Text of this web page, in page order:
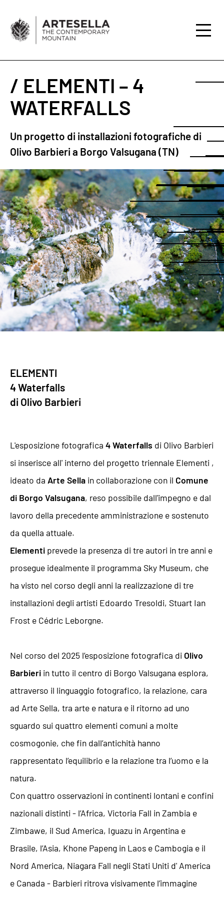
/ ELEMENTI – 4
WATERFALLS
Un progetto di installazioni fotografiche di
Olivo Barbieri a Borgo Valsugana (TN)
ELEMENTI
4 Waterfalls
di Olivo Barbieri
L'esposizione fotografica 4 Waterfalls di Olivo Barbieri
si inserisce all' interno del progetto triennale Elementi ,
ideato da Arte Sella in collaborazione con il Comune
di Borgo Valsugana, reso possibile dall'impegno e dal
lavoro della precedente amministrazione e sostenuto
da quella attuale.
Elementi prevede la presenza di tre autori in tre anni e
prosegue idealmente il programma Sky Museum, che
ha visto nel corso degli anni la realizzazione di tre
installazioni degli artisti Edoardo Tresoldi, Stuart Ian
Frost e Cédric Leborgne.
Nel corso del 2025 l’esposizione fotografica di Olivo
Barbieri in tutto il centro di Borgo Valsugana esplora,
attraverso il linguaggio fotografico, la relazione, cara
ad Arte Sella, tra arte e natura e il ritorno ad uno
sguardo sui quattro elementi comuni a molte
cosmogonie, che fin dall’antichità hanno
rappresentato l’equilibrio e la relazione tra l’uomo e la
natura.
Con quattro osservazioni in continenti lontani e confini
nazionali distinti - l’Africa, Victoria Fall in Zambia e
Zimbawe, il Sud America, Iguazu in Argentina e
Brasile, l’Asia, Khone Papeng in Laos e Cambogia e il
Nord America, Niagara Fall negli Stati Uniti d' America
e Canada - Barbieri ritrova visivamente l’immagine